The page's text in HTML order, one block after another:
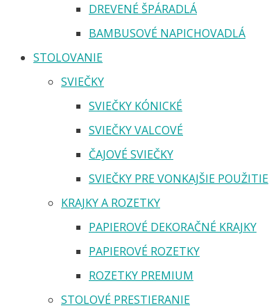
DREVENÉ ŠPÁRADLÁ
BAMBUSOVÉ NAPICHOVADLÁ
STOLOVANIE
SVIEČKY
SVIEČKY KÓNICKÉ
SVIEČKY VALCOVÉ
ČAJOVÉ SVIEČKY
SVIEČKY PRE VONKAJŠIE POUŽITIE
KRAJKY A ROZETKY
PAPIEROVÉ DEKORAČNÉ KRAJKY
PAPIEROVÉ ROZETKY
ROZETKY PREMIUM
STOLOVÉ PRESTIERANIE